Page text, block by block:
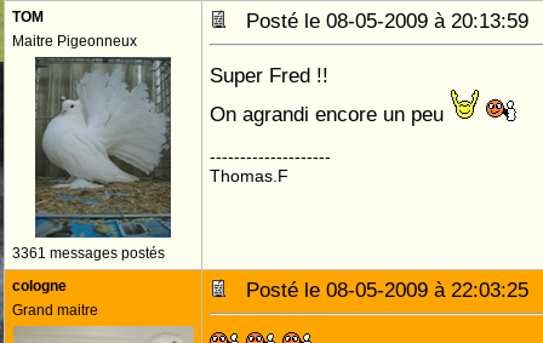
TOM
Maitre Pigeonneux
3361 messages postés
Posté le 08-05-2009 à
Super Fred !!
On agrandi encore un peu
--------------------
Thomas.F
cologne
Grand maitre
Posté le 08-05-2009 à